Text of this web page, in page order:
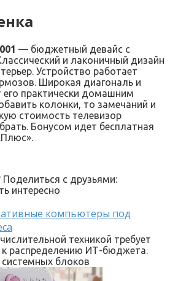
— бюджетный девайс с
и лаконичный дизайн
Устройство работает
Широкая диагональ и
его практически домашним
колонки, то замечаний и
стоимость телевизор
Бонусом идет бесплатная
Поделиться с друзьями:
интересно
компьютеры под
техникой требует
распределению ИТ-бюджета.
блоков